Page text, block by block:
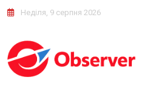
Неділя, 9 серпня 2026